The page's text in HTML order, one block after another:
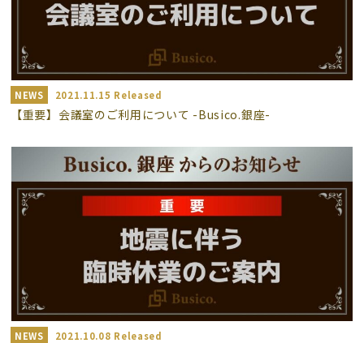
NEWS 2021.11.15 Released
【重要】会議室のご利用について -Busico.銀座-
NEWS 2021.10.08 Released